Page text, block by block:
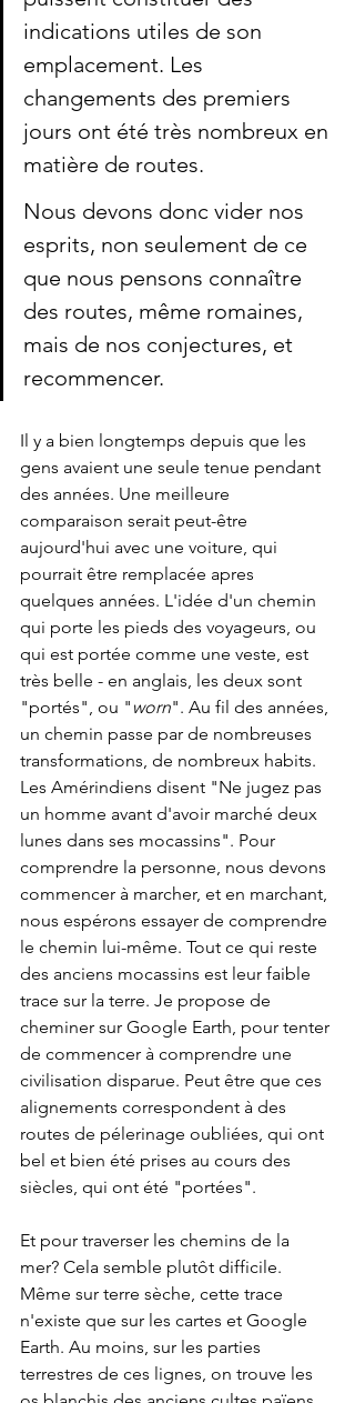
indications utiles de son
emplacement. Les
changements des premiers
jours ont été très nombreux en
matière de routes.
Nous devons donc vider nos
esprits, non seulement de ce
que nous pensons connaître
des routes, même romaines,
mais de nos conjectures, et
recommencer.
Il y a bien longtemps depuis que les
gens avaient une seule tenue pendant
des années. Une meilleure
comparaison serait peut-être
aujourd'hui avec une voiture, qui
pourrait être remplacée apres
quelques années. L'idée d'un chemin
qui porte les pieds des voyageurs, ou
qui est portée comme une veste, est
très belle - en anglais, les deux sont
"portés", ou " worn". Au fil des années,
un chemin passe par de nombreuses
transformations, de nombreux habits.
Les Amérindiens disent "Ne jugez pas
un homme avant d'avoir marché deux
lunes dans ses mocassins". Pour
comprendre la personne, nous devons
commencer à marcher, et en marchant,
nous espérons essayer de comprendre
le chemin lui-même. Tout ce qui reste
des anciens mocassins est leur faible
trace sur la terre. Je propose de
cheminer sur Google Earth, pour tenter
de commencer à comprendre une
civilisation disparue. Peut être que ces
alignements correspondent à des
routes de pélerinage oubliées, qui ont
bel et bien été prises au cours des
siècles, qui ont été "portées".
Et pour traverser les chemins de la
mer? Cela semble plutôt difficile.
Même sur terre sèche, cette trace
n'existe que sur les cartes et Google
Earth. Au moins, sur les parties
terrestres de ces lignes, on trouve les